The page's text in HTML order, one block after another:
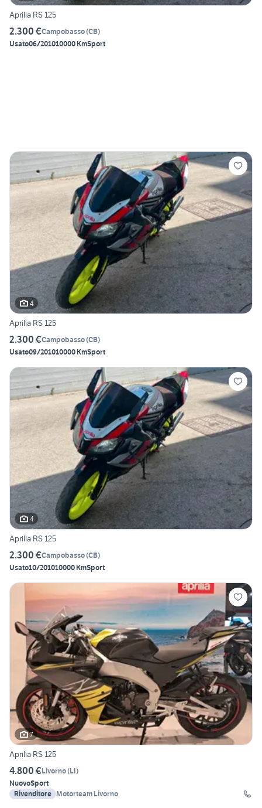
Aprilia RS 125
2.300 €Campobasso(CB)
Usato06/201010000 KmSport
4
Aprilia RS 125
2.300 €Campobasso(CB)
Usato09/201010000 KmSport
4
Aprilia RS 125
2.300 €Campobasso(CB)
Usato10/201010000 KmSport
7
Aprilia RS 125
4.800 €Livorno(LI)
NuovoSport
Rivenditore Motorteam Livorno